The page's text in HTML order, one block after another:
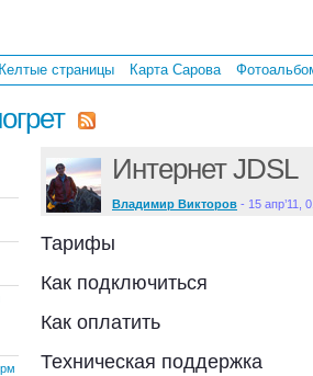
страницы Карта Сарова
Интернет JDSL
Владимир Викторов - 15 апр’11,
Тарифы
Как подключиться
Как оплатить
Техническая поддержка